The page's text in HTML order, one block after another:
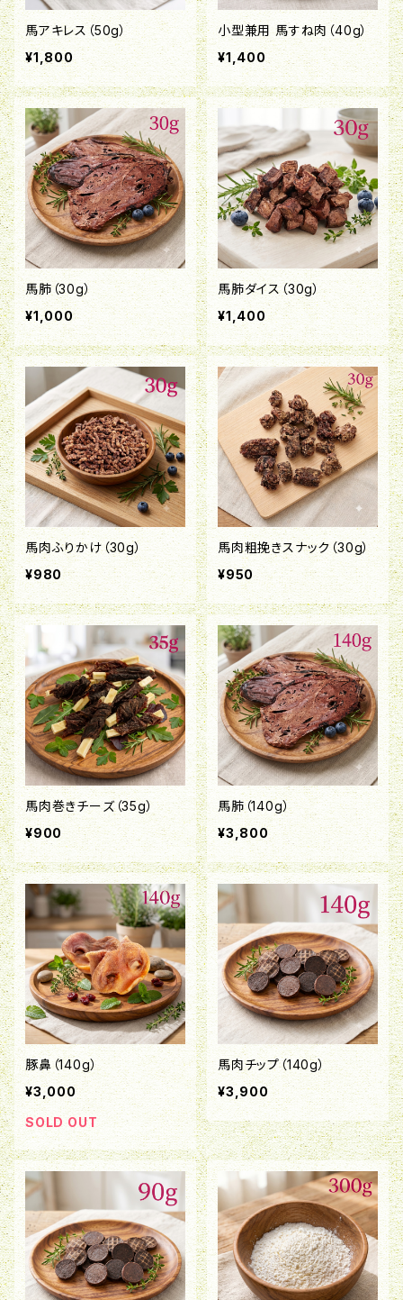
馬アキレス（50g）
¥1,800
小型兼用 馬すね肉（40g）
¥1,400
馬肺（30g）
¥1,000
馬肺ダイス（30g）
¥1,400
馬肉ふりかけ（30g）
¥980
馬肉粗挽きスナック（30g）
¥950
馬肉巻きチーズ（35g）
¥900
馬肺（140g）
¥3,800
豚鼻（140g）
¥3,000
SOLD OUT
馬肉チップ（140g）
¥3,900